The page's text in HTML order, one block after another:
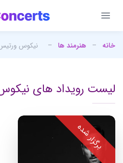
خانه – هنرمند ها – نیکوس
لیست رویداد های